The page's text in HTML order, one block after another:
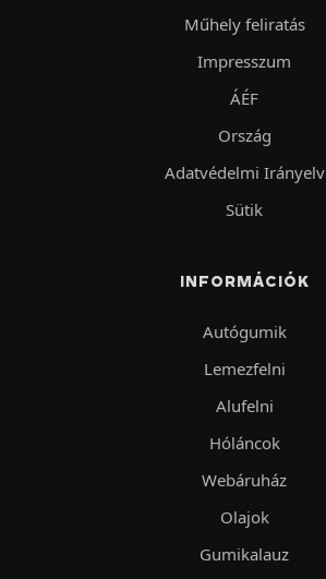
Műhely feliratás
Impresszum
ÁÉF
Ország
Adatvédelmi Irányelv
Sütik
INFORMÁCIÓK
Autógumik
Lemezfelni
Alufelni
Hóláncok
Webáruház
Olajok
Gumikalauz